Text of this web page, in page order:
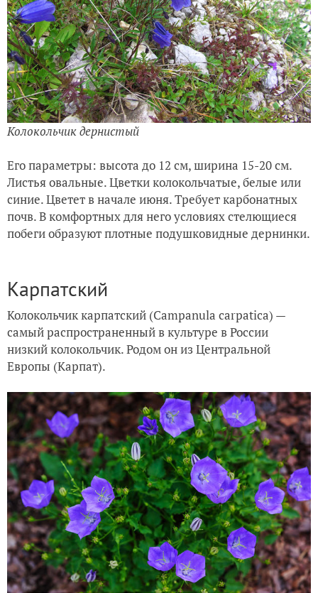
Колокольчик дернистый
Его параметры: высота до 12 см, ширина 15-20 см.
Листья овальные. Цветки колокольчатые, белые или
синие. Цветет в начале июня. Требует карбонатных
почв. В комфортных для него условиях стелющиеся
побеги образуют плотные подушковидные дернинки.
Карпатский
Колокольчик карпатский (Campanula carpatica) —
самый распространенный в культуре в России
низкий колокольчик. Родом он из Центральной
Европы (Карпат).